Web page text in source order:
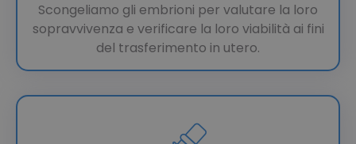
Scongeliamo gli embrioni per valutare la loro
sopravvivenza e verificare la loro viabilità ai fini
del trasferimento in utero.